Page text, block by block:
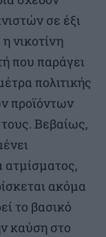
σε έξι
νικοτίνη
που παράγει
πολιτικής
προϊόντων
Βεβαίως,
ατμίσματος,
ακόμα
το βασικό
καύση στο